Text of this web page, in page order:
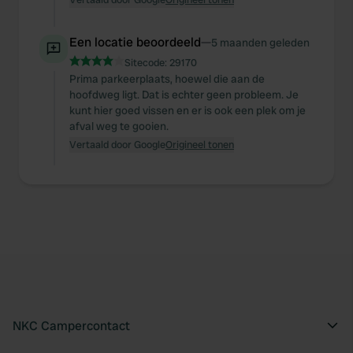
of their services.Een locatie beoordeeld—5 maanden geleden
Sitecode: 29170
Prima parkeerplaats, hoewel die aan de
hoofdweg ligt. Dat is echter geen probleem. Je
kunt hier goed vissen en er is ook een plek om je
afval weg te gooien.
Vertaald door GoogleOrigineel tonen
NKC Campercontact